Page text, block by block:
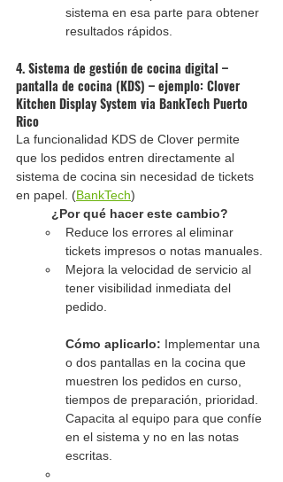
sistema en esa parte para obtener
resultados rápidos.
4. Sistema de gestión de cocina digital –
pantalla de cocina (KDS) – ejemplo: Clover
Kitchen Display System via BankTech Puerto
Rico
La funcionalidad KDS de Clover permite
que los pedidos entren directamente al
sistema de cocina sin necesidad de tickets
en papel. (BankTech)
¿Por qué hacer este cambio?
Reduce los errores al eliminar
tickets impresos o notas manuales.
Mejora la velocidad de servicio al
tener visibilidad inmediata del
pedido.
Cómo aplicarlo: Implementar una
o dos pantallas en la cocina que
muestren los pedidos en curso,
tiempos de preparación, prioridad.
Capacita al equipo para que confíe
en el sistema y no en las notas
escritas.